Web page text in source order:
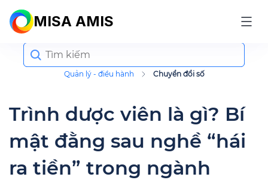
MISA AMIS
Quản lý - điều hành Chuyển đổi số
Search
for:
Trình dược viên là gì? Bí
mật đằng sau nghề “hái
ra tiền” trong ngành